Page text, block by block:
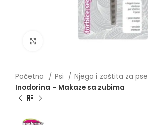
Click to enlarge
Početna Psi
Njega i zaštita za pse
Inodorina – Makaze sa zubima